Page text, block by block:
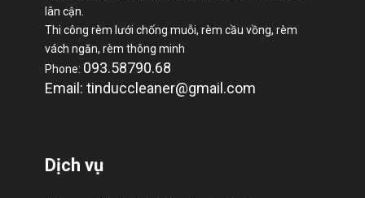
lân cận.
Thi công rèm lưới chống muỗi, rèm cầu vồng, rèm
vách ngăn, rèm thông minh
Phone: 093.58790.68
Email: tinduccleaner@gmail.com
Dịch vụ